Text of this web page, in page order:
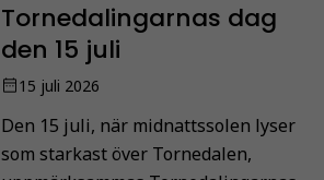
Tornedalingarnas dag
den 15 juli
15 juli 2026
Den 15 juli, när midnattssolen lyser
som starkast över Tornedalen,